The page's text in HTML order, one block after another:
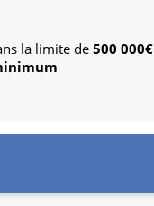
la limite de 500 000€